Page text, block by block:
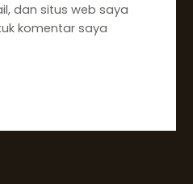
dan situs web saya
komentar saya